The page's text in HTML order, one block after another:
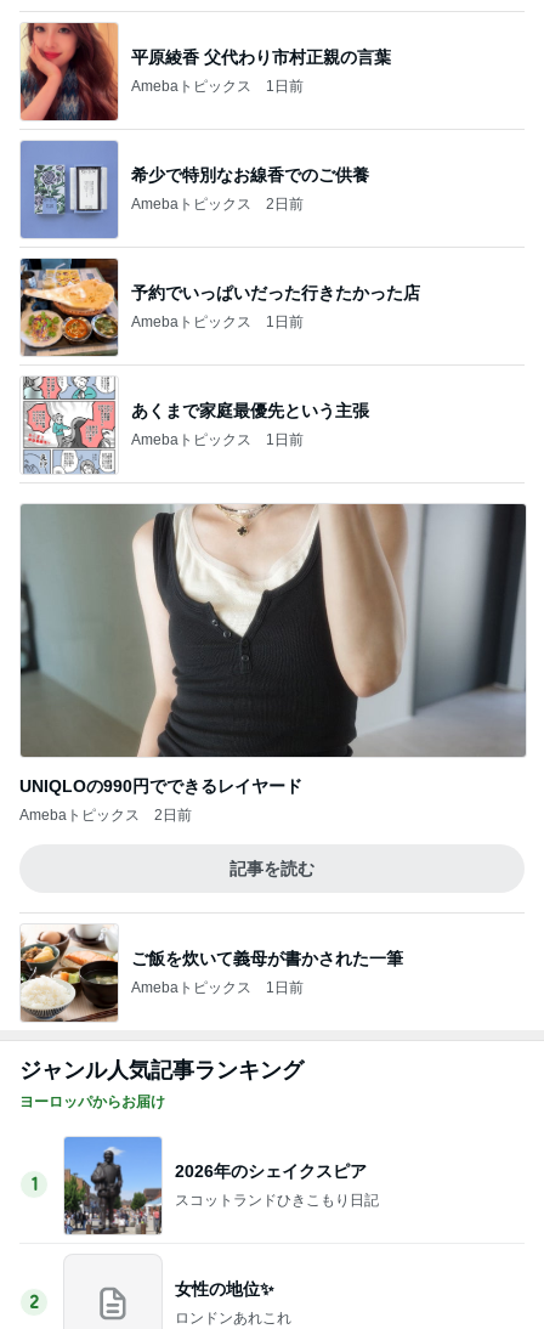
平原綾香 父代わり市村正親の言葉
Amebaトピックス 1日前
希少で特別なお線香でのご供養
Amebaトピックス 2日前
予約でいっぱいだった行きたかった店
Amebaトピックス 1日前
あくまで家庭最優先という主張
Amebaトピックス 1日前
UNIQLOの990円でできるレイヤード
Amebaトピックス 2日前
記事を読む
ご飯を炊いて義母が書かされた一筆
Amebaトピックス 1日前
ジャンル人気記事ランキング
ヨーロッパからお届け
1
2026年のシェイクスピア
スコットランドひきこもり日記
2
女性の地位✨
ロンドンあれこれ